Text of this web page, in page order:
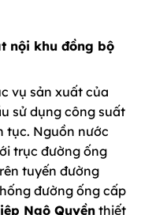
nội khu đồng bộ
vụ sản xuất của
sử dụng công suất
tục. Nguồn nước
trục đường ống
tuyến đường
đường ống cấp
Ngô Quyền thiết